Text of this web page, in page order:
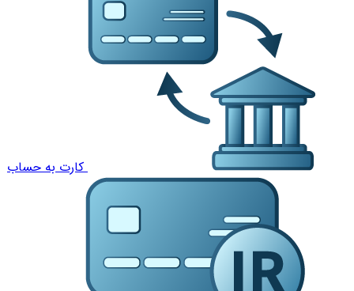
کارت به حساب